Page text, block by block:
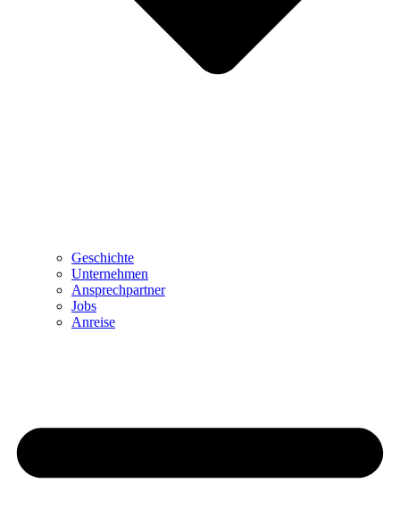
Geschichte
Unternehmen
Ansprechpartner
Jobs
Anreise